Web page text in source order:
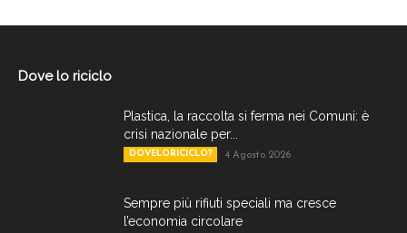
Dove lo riciclo
Plastica, la raccolta si ferma nei Comuni: è
crisi nazionale per...
DOVELORICICLO? 4 Agosto 2026
Sempre più rifiuti speciali ma cresce
l’economia circolare